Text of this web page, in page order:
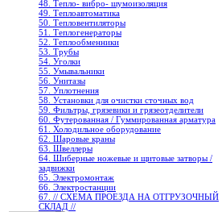
48. Тепло- вибро- шумоизоляция
49. Теплоавтоматика
50. Тепловентиляторы
51. Теплогенераторы
52. Теплообменники
53. Трубы
54. Уголки
55. Умывальники
56. Унитазы
57. Уплотнения
58. Установки для очистки сточных вод
59. Фильтры, грязевики и грязеотделители
60. Футерованная / Гуммированная арматура
61. Холодильное oборудование
62. Шаровые краны
63. Швеллеры
64. Шиберные ножевые и щитовые затворы /
задвижки
65. Электромонтаж
66. Электростанции
67. // СХЕМА ПРОЕЗДА НА ОТГРУЗОЧНЫЙ
СКЛАД //